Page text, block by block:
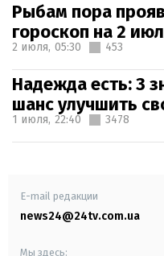
Рыбам пора
гороскоп на 2
2 июля, 05:30 453
Надежда есть: 3
шанс улучшить
1 июля, 22:40 3478
E-mail редакции
news24@24tv.com.ua
Мы здесь: